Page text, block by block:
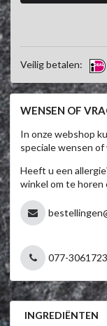
Veilig betalen:
WENSEN OF
In onze webshop
speciale wensen
Heeft u een
winkel om te
077-3061723
INGREDIËNTEN